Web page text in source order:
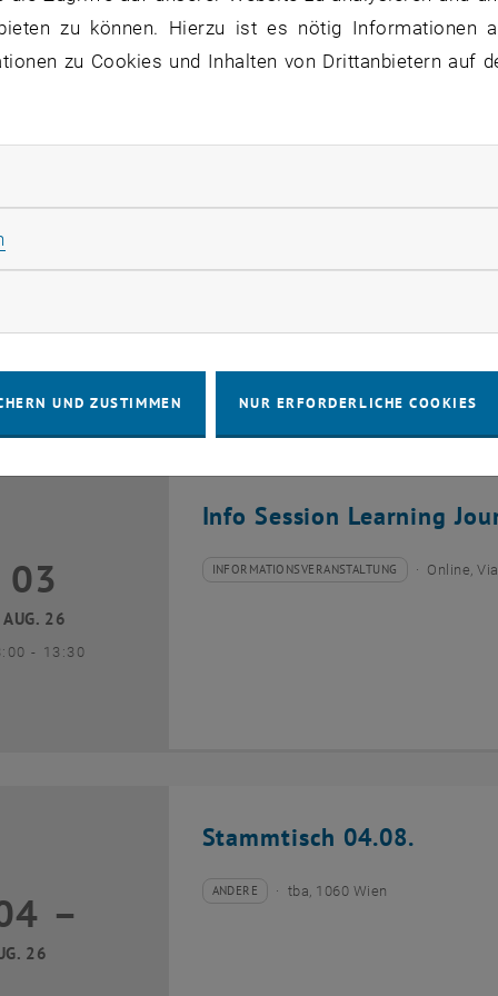
Juli 2026
28
-bis
17:00
Info Session Learning
August 2026
03
AUG. 26
- bis
13:30
Veranstaltungstyp:
INFORMATIONSVERANSTALTUNG
Veranstaltungsort: Online,
Stammtisch 04.08.
26
– Veranstaltungstyp:
ANDERE
Veranstaltungsort:tba, 1060 Wien
zu können. Hierzu ist es nötig Informationen
zu Cookies und Inhalten von Drittanbietern auf
Cookies zulassen
UND ZUSTIMMEN NUR ERFORDERLICHE COOKIES